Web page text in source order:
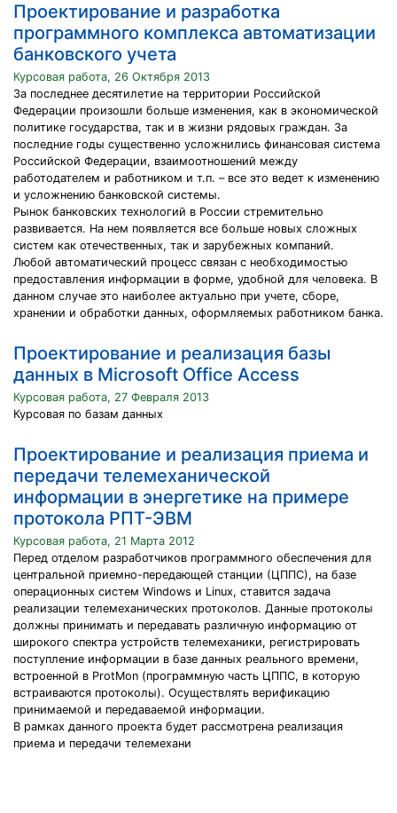
Проектирование и разработка
программного комплекса автоматизации
банковского учета
Курсовая работа, 26 Октября 2013
За последнее десятилетие на территории Российской
Федерации произошли больше изменения, как в экономической
политике государства, так и в жизни рядовых граждан. За
последние годы существенно усложнились финансовая система
Российской Федерации, взаимоотношений между
работодателем и работником и т.п. – все это ведет к изменению
и усложнению банковской системы.
Рынок банковских технологий в России стремительно
развивается. На нем появляется все больше новых сложных
систем как отечественных, так и зарубежных компаний.
Любой автоматический процесс связан с необходимостью
предоставления информации в форме, удобной для человека. В
данном случае это наиболее актуально при учете, сборе,
хранении и обработки данных, оформляемых работником банка.
Проектирование и реализация базы
данных в Microsoft Office Access
Курсовая работа, 27 Февраля 2013
Курсовая по базам данных
Проектирование и реализация приема и
передачи телемеханической
информации в энергетике на примере
протокола РПТ-ЭВМ
Курсовая работа, 21 Марта 2012
Перед отделом разработчиков программного обеспечения для
центральной приемно-передающей станции (ЦППС), на базе
операционных систем Windows и Linux, ставится задача
реализации телемеханических протоколов. Данные протоколы
должны принимать и передавать различную информацию от
широкого спектра устройств телемеханики, регистрировать
поступление информации в базе данных реального времени,
встроенной в ProtMon (программную часть ЦППС, в которую
встраиваются протоколы). Осуществлять верификацию
принимаемой и передаваемой информации.
В рамках данного проекта будет рассмотрена реализация
приема и передачи телемехани